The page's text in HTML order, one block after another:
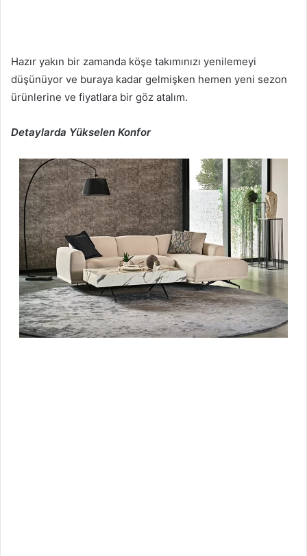
Hazır yakın bir zamanda köşe takımınızı yenilemeyi
düşünüyor ve buraya kadar gelmişken hemen yeni sezon
ürünlerine ve fiyatlara bir göz atalım.
Detaylarda Yükselen Konfor